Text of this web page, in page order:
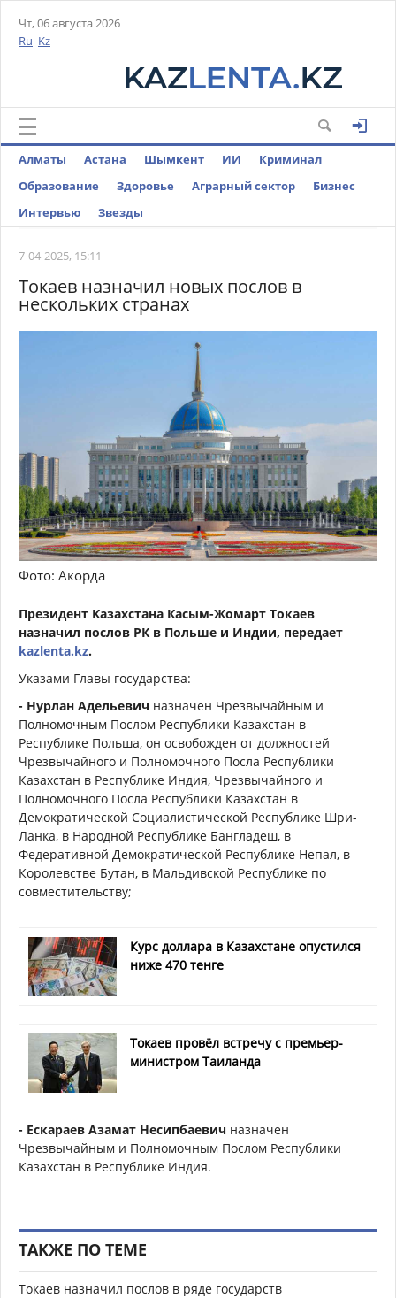
Чт, 06 августа 2026
Ru Kz
Алматы Астана Шымкент ИИ
Криминал
Образование
Здоровье Аграрный сектор
Бизнес
Интервью
Звезды
7-04-2025, 15:11
Токаев назначил новых послов в
нескольких странах
Фото: Акорда
Президент Казахстана Касым-Жомарт Токаев
назначил послов РК в Польше и Индии, передает
kazlenta.kz.
Указами Главы государства:
- Нурлан Адельевич назначен Чрезвычайным и
Полномочным Послом Республики Казахстан в
Республике Польша, он освобожден от должностей
Чрезвычайного и Полномочного Посла Республики
Казахстан в Республике Индия, Чрезвычайного и
Полномочного Посла Республики Казахстан в
Демократической Социалистической Республике Шри-
Ланка, в Народной Республике Бангладеш, в
Федеративной Демократической Республике Непал, в
Королевстве Бутан, в Мальдивской Республике по
совместительству;
Курс доллара в Казахстане опустился
ниже 470 тенге
Токаев провёл встречу с премьер-
министром Таиланда
- Ескараев Азамат Несипбаевич назначен
Чрезвычайным и Полномочным Послом Республики
Казахстан в Республике Индия.
ТАКЖЕ ПО ТЕМЕ
Токаев назначил послов в ряде государств